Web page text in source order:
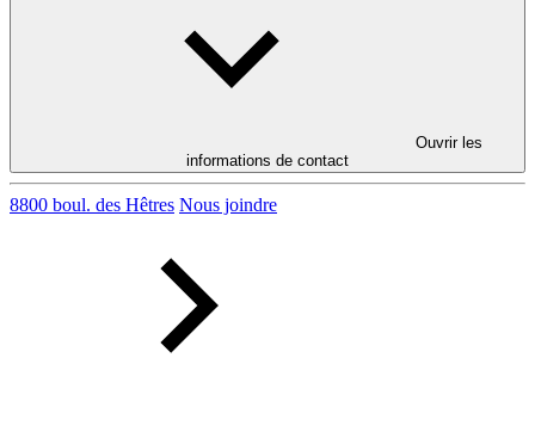
Ouvrir les
informations de contact
8800 boul. des Hêtres Nous joindre